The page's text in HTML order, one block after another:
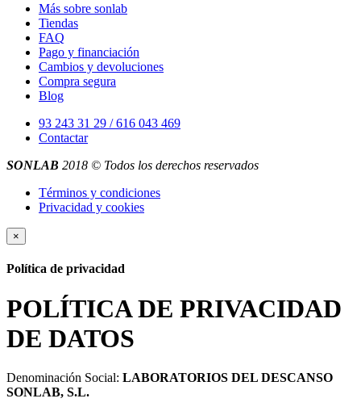
Más sobre sonlab
Tiendas
FAQ
Pago y financiación
Cambios y devoluciones
Compra segura
Blog
93 243 31 29 / 616 043 469
Contactar
SONLAB 2018 © Todos los derechos reservados
Términos y condiciones
Privacidad y cookies
×
Política de privacidad
POLÍTICA DE PRIVACIDAD
DE DATOS
Denominación Social: LABORATORIOS DEL DESCANSO
SONLAB, S.L.